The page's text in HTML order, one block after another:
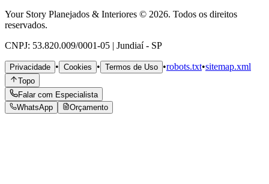
Your Story Planejados & Interiores © 2026. Todos os direitos
reservados.
CNPJ: 53.820.009/0001-05 | Jundiaí - SP
Privacidade • Cookies • Termos de Uso •robots.txt•sitemap.xml
Topo
Falar com Especialista
WhatsApp
Orçamento